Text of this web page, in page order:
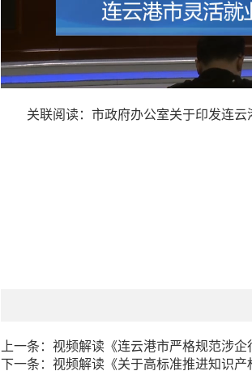
关联阅读： 市政府办公室关于印发连
上一条： 视频解读《连云港市严格规范涉
下一条： 视频解读《关于高标准推进知识产